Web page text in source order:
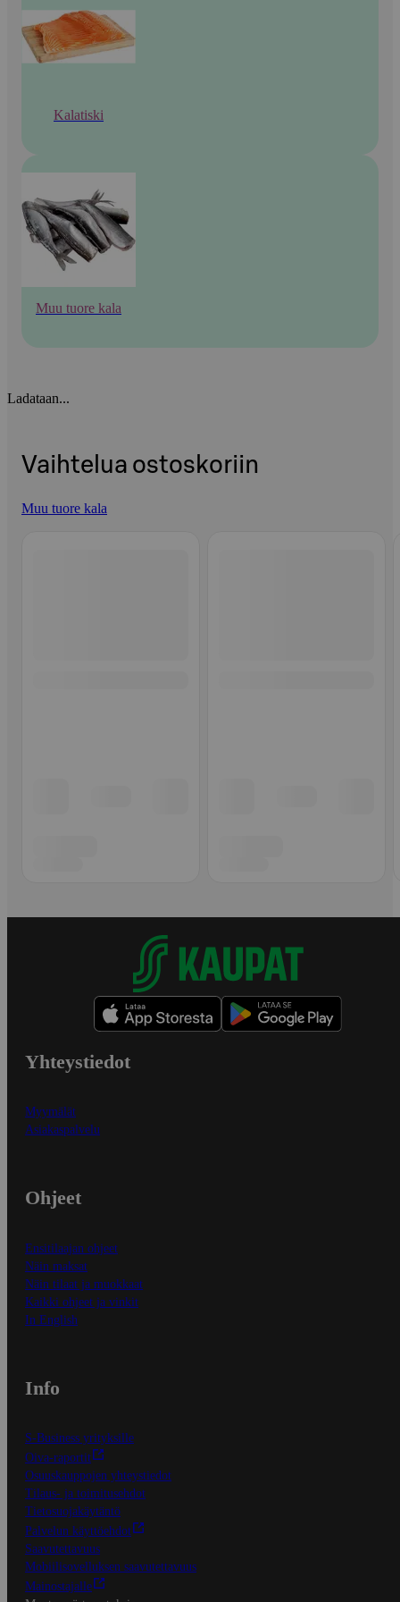
Kalatiski
Muu tuore kala
Ladataan...
Vaihtelua ostoskoriin
Muu tuore kala
Yhteystiedot
Myymälät
Asiakaspalvelu
Ohjeet
Ensitilaajan ohjeet
Näin maksat
Näin tilaat ja muokkaat
Kaikki ohjeet ja vinkit
In English
Info
S-Business yrityksille
Oiva-raportit
Osuuskauppojen yhteystiedot
Tilaus- ja toimitusehdot
Tietosuojakäytäntö
Palvelun käyttöehdot
Saavutettavuus
Mobiilisovelluksen saavutettavuus
Mainostajalle